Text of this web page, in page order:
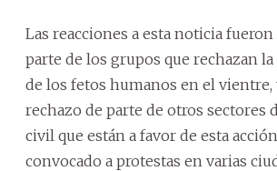
Las reacciones a esta noticia fueron
parte de los grupos que rechazan
de los fetos humanos en el vientre,
rechazo de parte de otros sectores
civil que están a favor de esta
convocado a protestas en varias